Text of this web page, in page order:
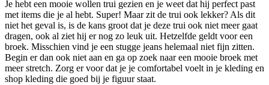
Je hebt een mooie wollen trui gezien en je weet dat hij perfect past
met items die je al hebt. Super! Maar zit de trui ook lekker? Als dit
niet het geval is, is de kans groot dat je deze trui ook niet meer gaat
dragen, ook al ziet hij er nog zo leuk uit. Hetzelfde geldt voor een
broek. Misschien vind je een stugge jeans helemaal niet fijn zitten.
Begin er dan ook niet aan en ga op zoek naar een mooie broek met
meer stretch. Zorg er voor dat je je comfortabel voelt in je kleding en
shop kleding die goed bij je figuur staat.